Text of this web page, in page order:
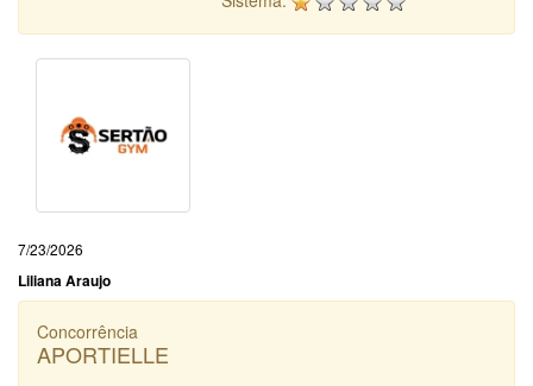
7/23/2026
Liliana Araujo
Concorrência
APORTIELLE